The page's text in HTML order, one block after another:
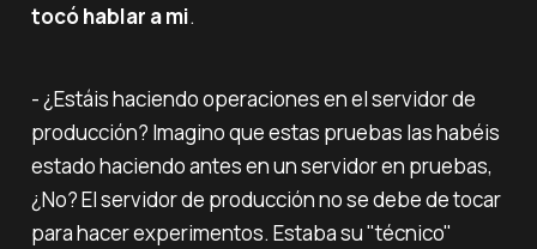
tocó hablar a mi.
- ¿Estáis haciendo operaciones en el servidor de
producción? Imagino que estas pruebas las habéis
estado haciendo antes en un servidor en pruebas,
¿No? El servidor de producción no se debe de tocar
para hacer experimentos. Estaba su "técnico"